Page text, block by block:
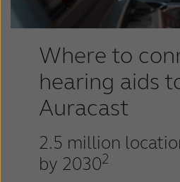
Where to
hearing aids
Auracast
2.5 million
by 20302